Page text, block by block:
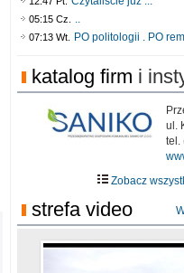
05:15 Cz. ..
07:13 Wt. PO politologii . PO
katalog firm i
ul.
tel.
Zobacz
strefa video
Ni To Ponk - W
sixf33t .Last Year
Włocławek
XXIII Sesja Rady
kadencji w dniu